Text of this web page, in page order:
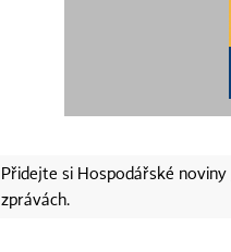
Přidejte si Hospodářské noviny
zprávách.